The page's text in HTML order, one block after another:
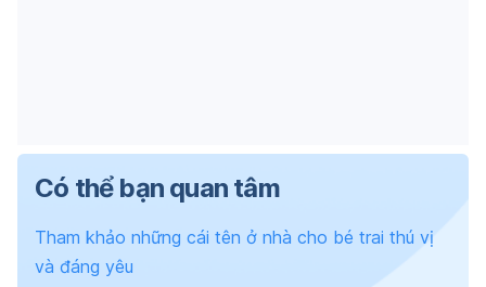
Có thể bạn quan tâm
Tham khảo những cái tên ở nhà cho bé trai thú vị
và đáng yêu